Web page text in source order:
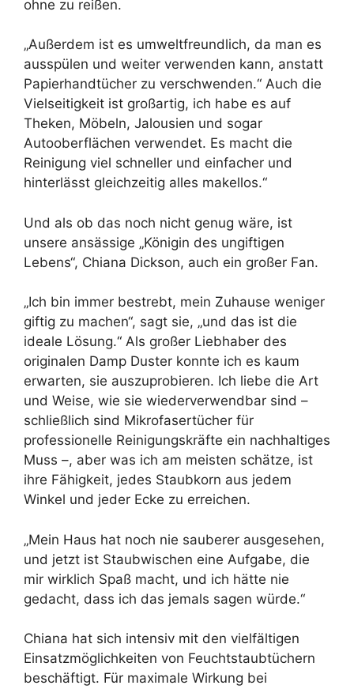
ohne zu reißen.
„Außerdem ist es umweltfreundlich, da man es
ausspülen und weiter verwenden kann, anstatt
Papierhandtücher zu verschwenden.“ Auch die
Vielseitigkeit ist großartig, ich habe es auf
Theken, Möbeln, Jalousien und sogar
Autooberflächen verwendet. Es macht die
Reinigung viel schneller und einfacher und
hinterlässt gleichzeitig alles makellos.“
Und als ob das noch nicht genug wäre, ist
unsere ansässige „Königin des ungiftigen
Lebens“, Chiana Dickson, auch ein großer Fan.
„Ich bin immer bestrebt, mein Zuhause weniger
giftig zu machen“, sagt sie, „und das ist die
ideale Lösung.“ Als großer Liebhaber des
originalen Damp Duster konnte ich es kaum
erwarten, sie auszuprobieren. Ich liebe die Art
und Weise, wie sie wiederverwendbar sind –
schließlich sind Mikrofasertücher für
professionelle Reinigungskräfte ein nachhaltiges
Muss –, aber was ich am meisten schätze, ist
ihre Fähigkeit, jedes Staubkorn aus jedem
Winkel und jeder Ecke zu erreichen.
„Mein Haus hat noch nie sauberer ausgesehen,
und jetzt ist Staubwischen eine Aufgabe, die
mir wirklich Spaß macht, und ich hätte nie
gedacht, dass ich das jemals sagen würde.“
Chiana hat sich intensiv mit den vielfältigen
Einsatzmöglichkeiten von Feuchtstaubtüchern
beschäftigt. Für maximale Wirkung bei